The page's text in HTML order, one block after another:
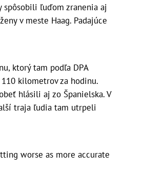
ľuďom zranenia aj
v meste Haag. Padajúce
ktorý tam podľa DPA
kilometrov za hodinu.
hlásili aj zo Španielska. V
traja ľudia tam utrpeli
worse as more accurate